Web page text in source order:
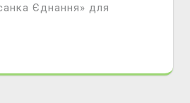
Єднання» для